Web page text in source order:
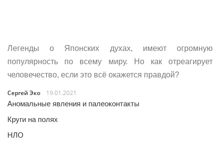
Легенды о Японских духах, имеют огромную
популярность по всему миру. Но как отреагирует
человечество, если это всё окажется правдой?
Сергей Эко
19.01.2021
Аномальные явления и палеоконтакты
Круги на полях
НЛО